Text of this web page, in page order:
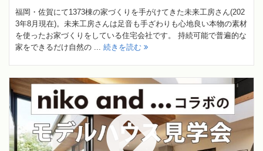
福岡・佐賀にて1373棟の家づくりを手がけてきた未来工房さん(202
3年8月現在)。未来工房さんは足音も手ざわりも心地良い本物の素材
を使ったお家づくりをしている住宅会社です。 持続可能で普遍的な
家をできるだけ自然の ... 続きを読む